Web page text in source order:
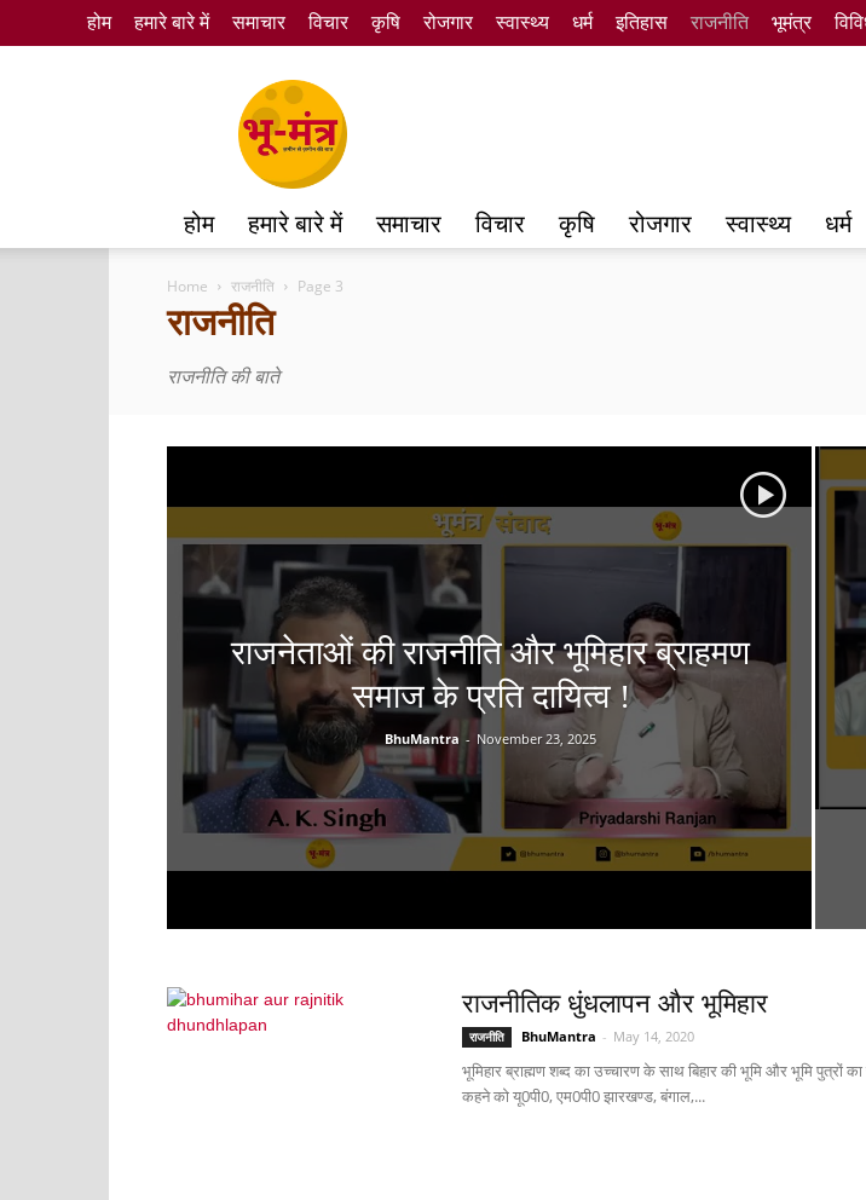
होम हमारे बारे में समाचार विचार कृषि रोजगार स्वास्थ्य धर्म इतिहास राजनीति भूमंत्र
होम हमारे बारे में समाचार विचार कृषि रोजगार स्वास्थ्य धर्म
Home राजनीति Page 3
राजनीति
राजनीति की बाते
राजनेताओं की राजनीति और भूमिहार ब्राहमण
समाज के प्रति दायित्व !
BhuMantra - November 23, 2025
राजनीतिक धुंधलापन और भूमिहार
राजनीति BhuMantra - May 14, 2020
भूमिहार ब्राह्मण शब्द का उच्चारण के साथ बिहार की भूमि और भूमि पुत्रों का
कहने को यू0पी0, एम0पी0 झारखण्ड, बंगाल,...